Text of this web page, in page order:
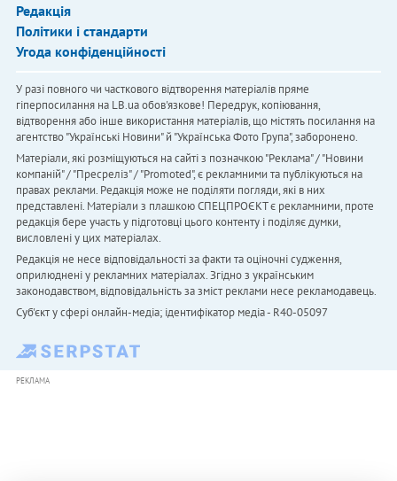
Редакція
Політики і стандарти
Угода конфіденційності
У разі повного чи часткового відтворення матеріалів пряме
гіперпосилання на LB.ua обов'язкове! Передрук, копіювання,
відтворення або інше використання матеріалів, що містять посилання на
агентство "Українськi Новини" й "Українська Фото Група", заборонено.
Матеріали, які розміщуються на сайті з позначкою "Реклама" / "Новини
компаній" / "Пресреліз" / "Promoted", є рекламними та публікуються на
правах реклами. Редакція може не поділяти погляди, які в них
представлені. Матеріали з плашкою СПЕЦПРОЄКТ є рекламними, проте
редакція бере участь у підготовці цього контенту і поділяє думки,
висловлені у цих матеріалах.
Редакція не несе відповідальності за факти та оціночні судження,
оприлюднені у рекламних матеріалах. Згідно з українським
законодавством, відповідальність за зміст реклами несе рекламодавець.
Cуб'єкт у сфері онлайн-медіа; ідентифікатор медіа - R40-05097
РЕКЛАМА